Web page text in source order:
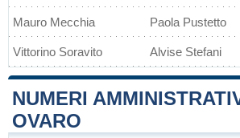
Mauro Mecchia Paola Pustetto
Vittorino Soravito Alvise Stefani
NUMERI
OVARO